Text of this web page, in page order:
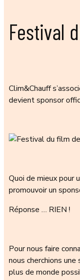
Festival
Clim&Chauff
devient sponsor
Quoi de mieux pour
promouvoir un
Réponse … RIEN !
Pour nous faire
nous cherchions
plus de monde